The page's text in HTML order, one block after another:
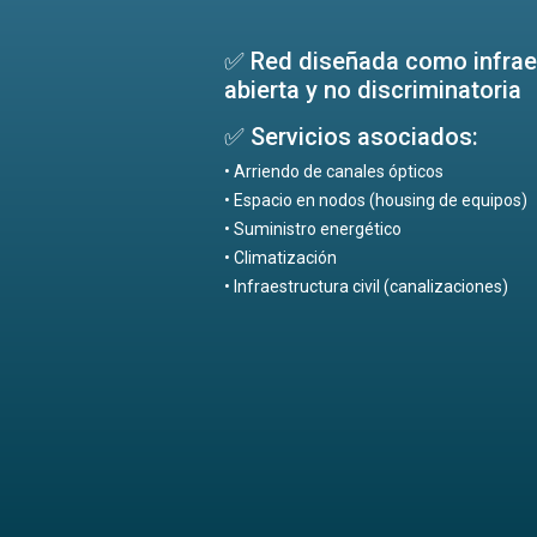
✅ Red diseñada como
abierta y no discriminatoria
✅ Servicios asociados:
• Arriendo de canales ópticos
• Espacio en nodos (housing de equipos)
• Suministro energético
• Climatización
• Infraestructura civil (canalizaciones)